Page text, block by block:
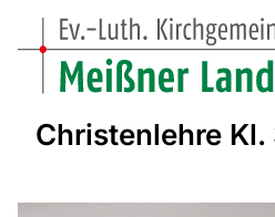
Christenlehre